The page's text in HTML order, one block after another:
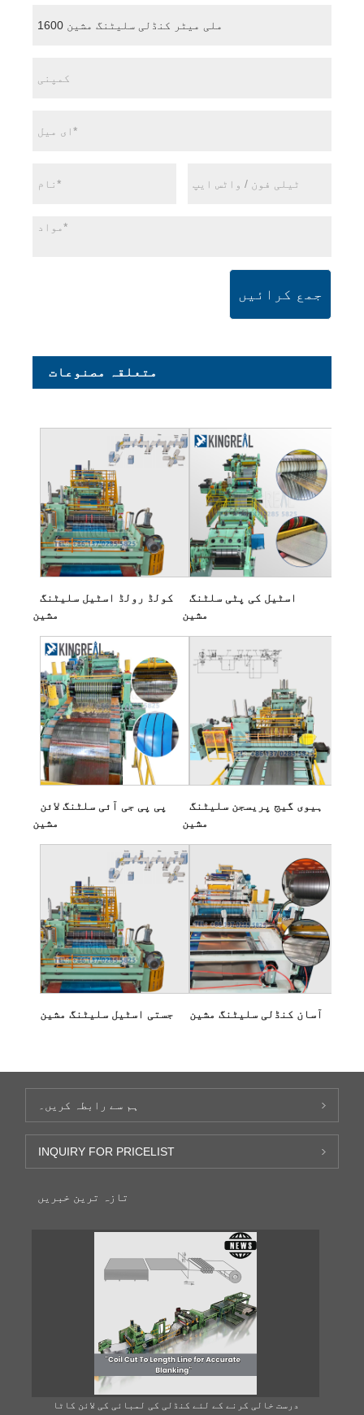
جمع کرائیں
متعلقہ مصنوعات
کولڈ رولڈ اسٹیل سلیٹنگ
مشین
اسٹیل کی پٹی سلٹنگ
مشین
پی پی جی آئی سلٹنگ لائن
مشین
ہیوی گیج پریسجن سلیٹنگ
مشین
جستی اسٹیل سلیٹنگ مشین آسان کنڈلی سلیٹنگ مشین
ہم سے رابطہ کریں۔
INQUIRY FOR PRICELIST
تازہ ترین خبریں
درست خالی کرنے کے لئے کنڈلی کی لمبائی کی لائن کاٹا